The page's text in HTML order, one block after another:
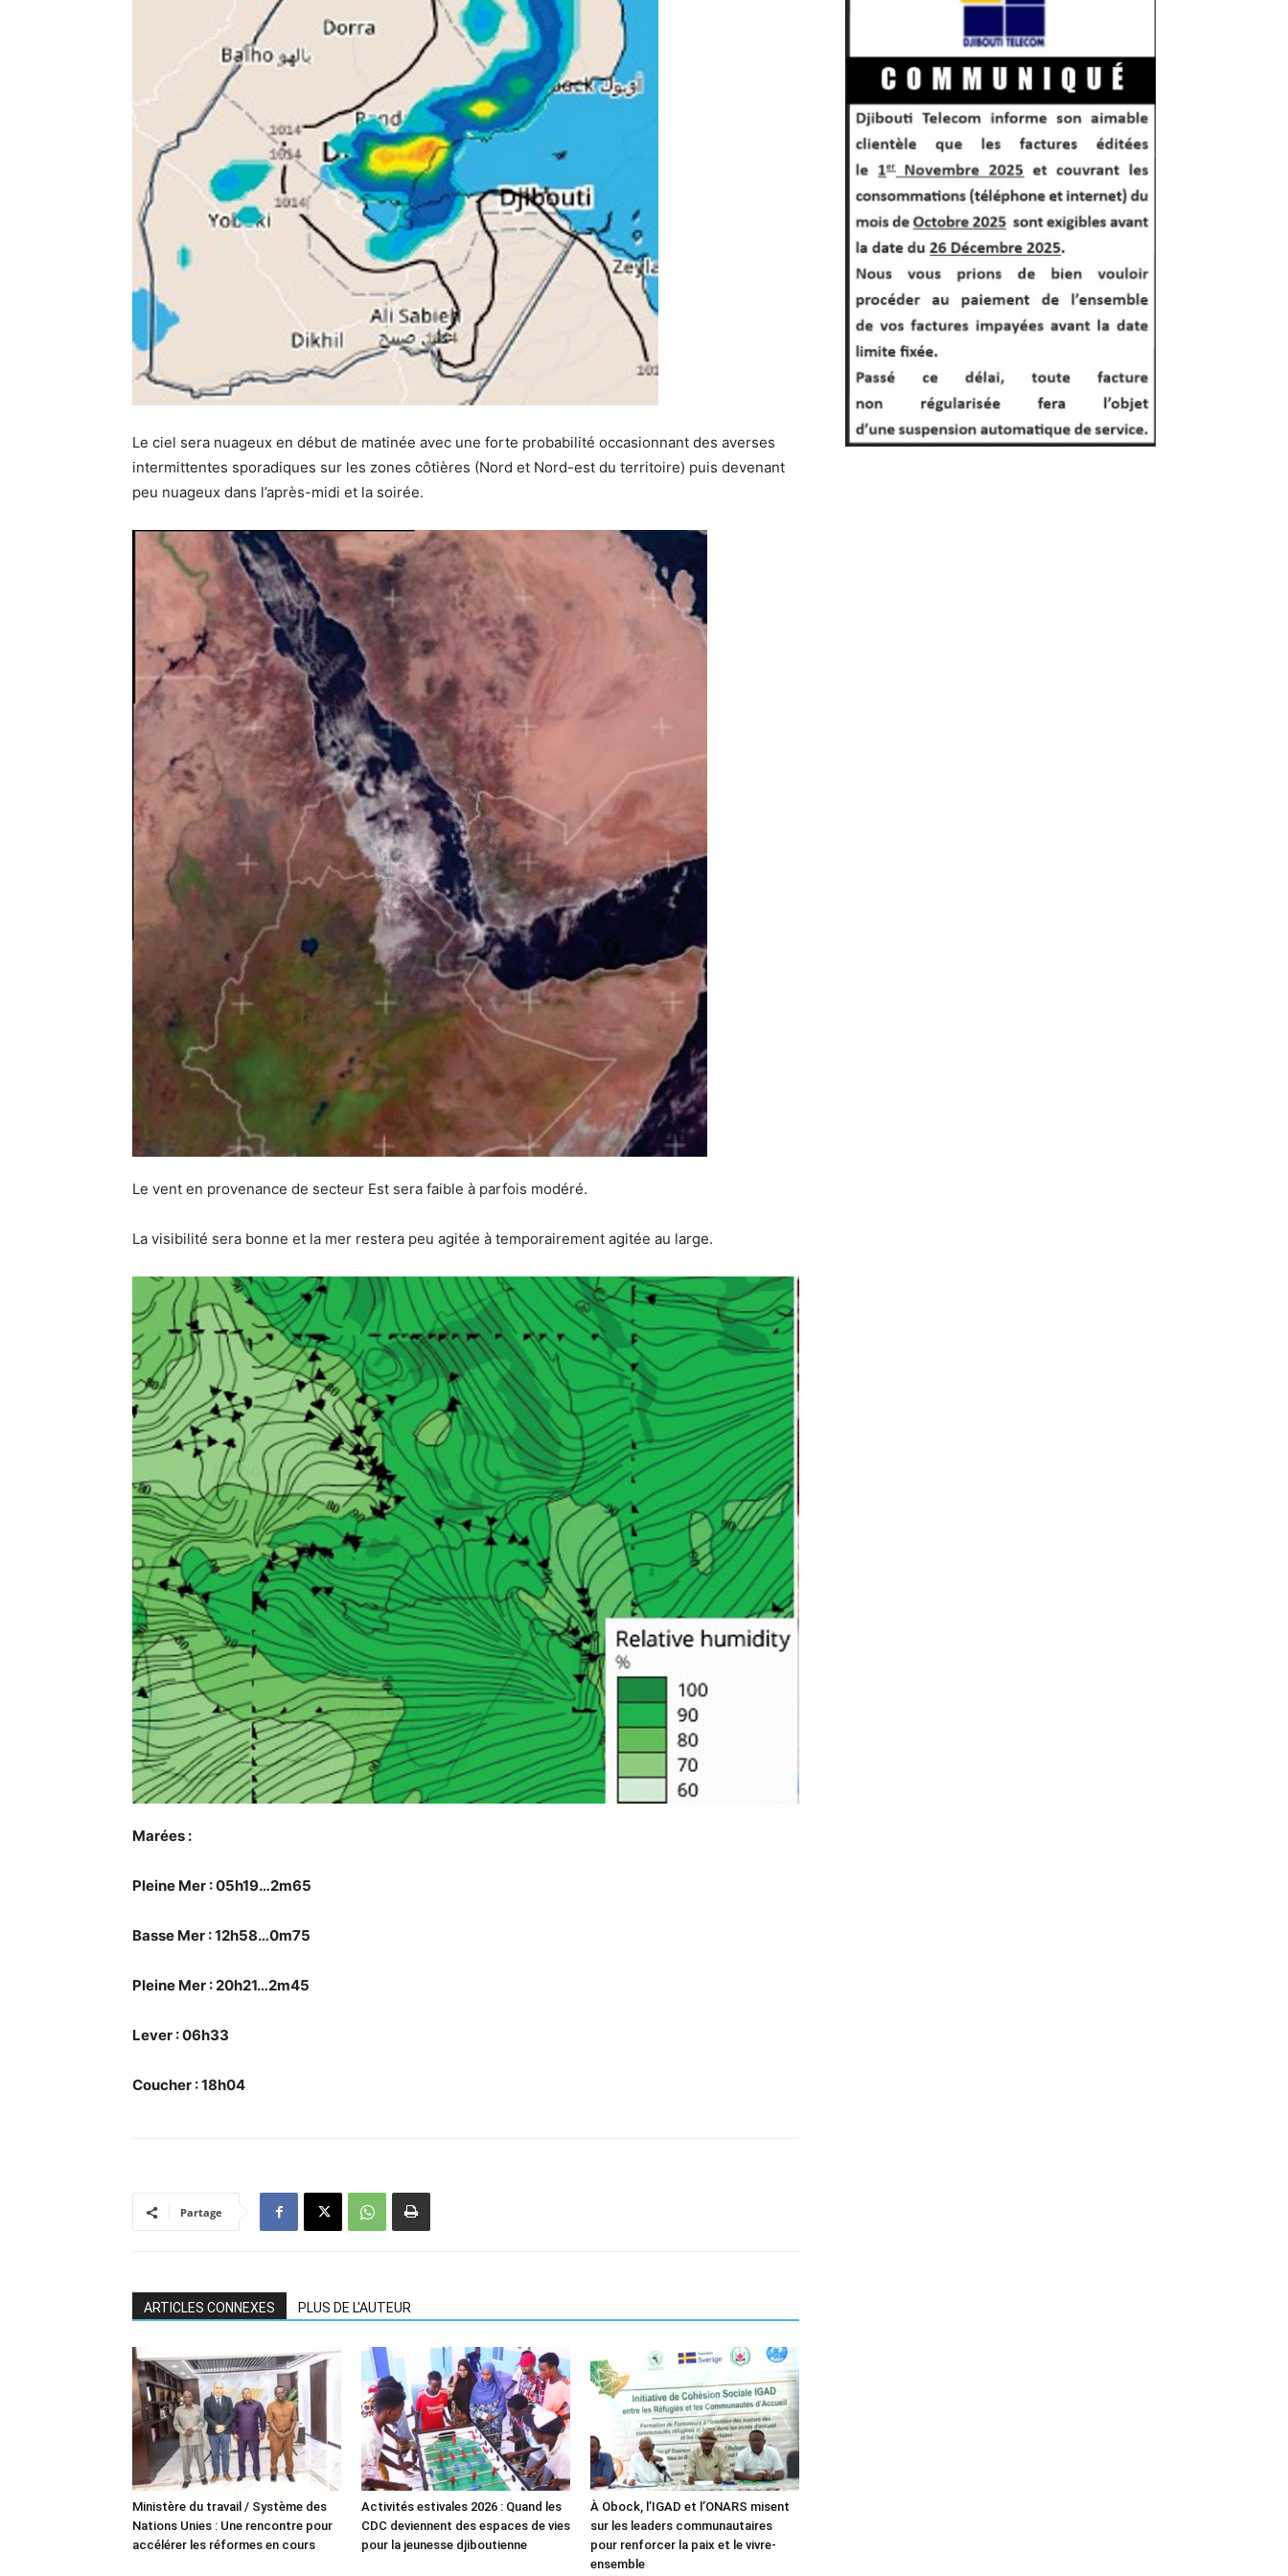
Le ciel sera nuageux en début de matinée avec une forte probabilité occasionnant des averses
intermittentes sporadiques sur les zones côtières (Nord et Nord-est du territoire) puis devenant
peu nuageux dans l’après-midi et la soirée.
Le vent en provenance de secteur Est sera faible à parfois modéré.
La visibilité sera bonne et la mer restera peu agitée à temporairement agitée au large.
Marées :
Pleine Mer : 05h19…2m65
Basse Mer : 12h58…0m75
Pleine Mer : 20h21…2m45
Lever : 06h33
Coucher : 18h04
Partage
ARTICLES CONNEXES PLUS DE L'AUTEUR
Ministère du travail / Système des
Nations Unies : Une rencontre pour
accélérer les réformes en cours
Activités estivales 2026 : Quand les
CDC deviennent des espaces de vies
pour la jeunesse djiboutienne
À Obock, l’IGAD et l’ONARS misent
sur les leaders communautaires
pour renforcer la paix et le vivre-
ensemble